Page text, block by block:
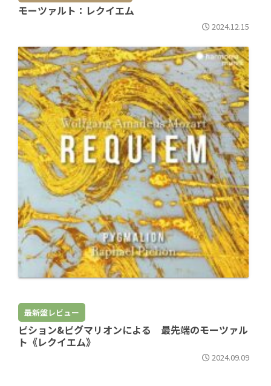
モーツァルト：レクイエム
2024.12.15
最新盤レビュー
ピション&ピグマリオンによる 最先端のモーツァル
ト《レクイエム》
2024.09.09